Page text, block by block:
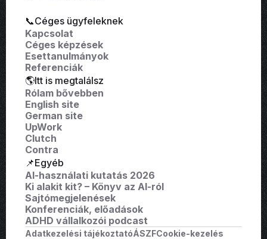
📞Céges ügyfeleknek
Kapcsolat
Céges képzések
Esettanulmányok
Referenciák
🌎Itt is megtalálsz
Rólam bővebben
English site
German site
UpWork
Clutch
Contra
📌Egyéb
AI-használati kutatás 2026
Ki alakit kit? – Könyv az AI-ról
Sajtómegjelenések
Konferenciák, előadások
ADHD vállalkozói podcast
Adatkezelési tájékoztatóÁSZFCookie-kezelés